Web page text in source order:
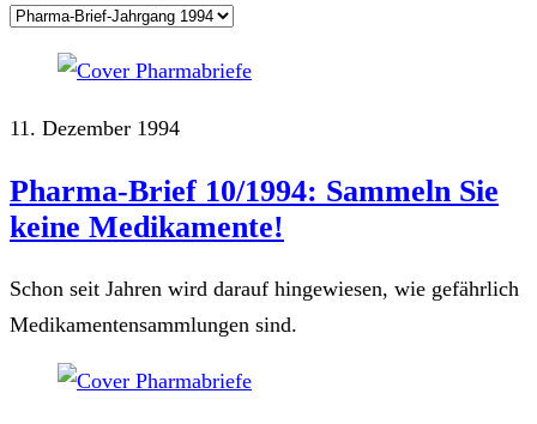
11. Dezember 1994
Pharma-Brief 10/1994: Sammeln Sie
keine Medikamente!
Schon seit Jahren wird darauf hingewiesen, wie gefährlich
Medikamentensammlungen sind.